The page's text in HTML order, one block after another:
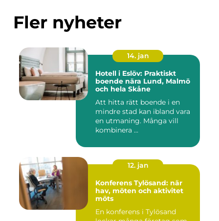
Fler nyheter
14. jan
Hotell i Eslöv: Praktiskt
boende nära Lund, Malmö
och hela Skåne
Att hitta rätt boende i en
mindre stad kan ibland vara
en utmaning. Många vill
kombinera ...
12. jan
Konferens Tylösand: när
hav, möten och aktivitet
möts
En konferens i Tylösand